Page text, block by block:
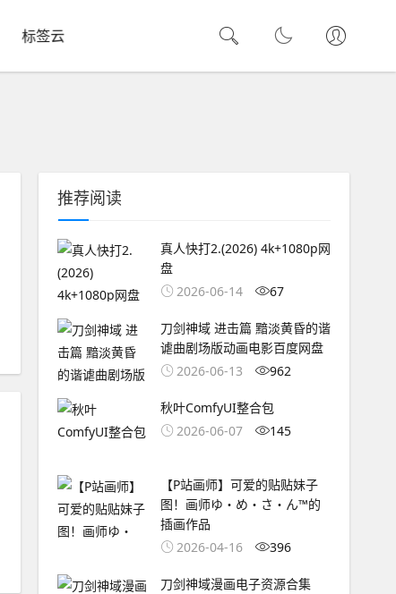
标签云
推荐阅读
真人快打2.(2026) 4k+1080p网
盘
2026-06-14
67
刀剑神域 进击篇 黯淡黄昏的谐
谑曲剧场版动画电影百度网盘
2026-06-13
962
秋叶ComfyUI整合包
2026-06-07
145
【P站画师】可爱的贴贴妹子
图！画师ゆ・め・さ・ん™的
插画作品
2026-04-16
396
刀剑神域漫画电子资源合集